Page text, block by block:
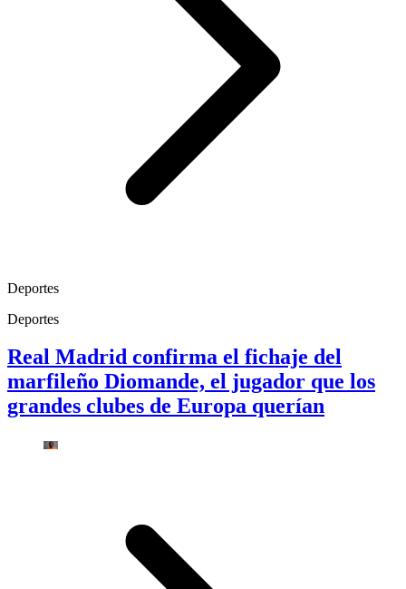
Deportes
Deportes
Real Madrid confirma el fichaje del
marfileño Diomande, el jugador que los
grandes clubes de Europa querían